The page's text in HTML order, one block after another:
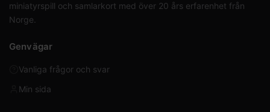
miniatyrspill och samlarkort med över 20 års erfarenhet från
Norge.
Genvägar
Vanliga frågor och svar
Min sida